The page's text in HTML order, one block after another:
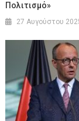
Πολιτισμό»
27 Αυγούστου